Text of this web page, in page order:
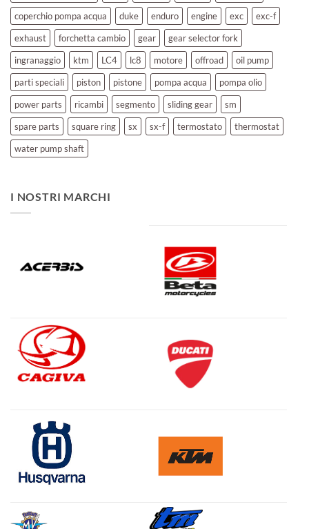
coperchio pompa acqua
duke enduro engine exc
exc-f
exhaust
forchetta cambio gear
gear selector fork
ingranaggio
ktm LC4 lc8 motore offroad
oil pump
parti speciali
piston pistone pompa acqua
pompa olio
power parts
ricambi segmento sliding gear
sm
spare parts
square ring sx sx-f termostato
thermostat
water pump shaft
I NOSTRI MARCHI